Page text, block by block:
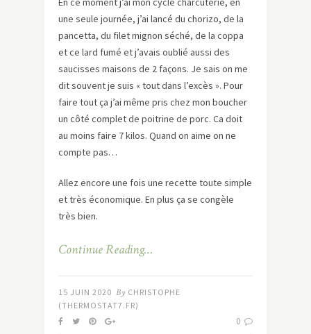
une seule journée, j’ai lancé du chorizo, de la
pancetta, du filet mignon séché, de la coppa
et ce lard fumé et j’avais oublié aussi des
saucisses maisons de 2 façons. Je sais on me
dit souvent je suis « tout dans l’excès ». Pour
faire tout ça j’ai même pris chez mon boucher
un côté complet de poitrine de porc. Ca doit
au moins faire 7 kilos. Quand on aime on ne
compte pas…
Allez encore une fois une recette toute simple
et très économique. En plus ça se congèle
très bien.
Continue Reading…
15 JUIN 2020 By CHRISTOPHE
(THERMOSTAT7.FR)
0